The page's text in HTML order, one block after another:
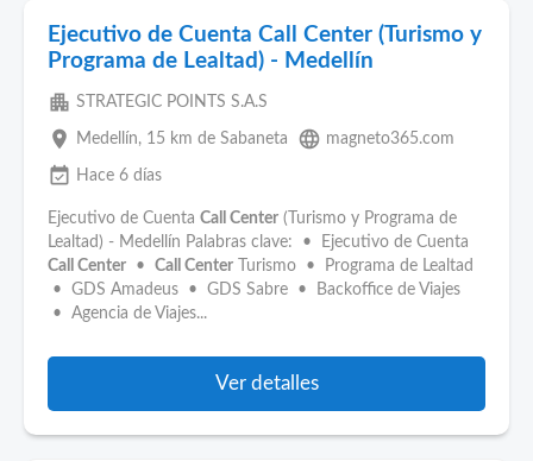
Ejecutivo de Cuenta Call Center (Turismo y
Programa de Lealtad) - Medellín
apartment STRATEGIC POINTS S.A.S
place Medellín, 15 km de Sabaneta language magneto365.com
event_available Hace 6 días
Ejecutivo de Cuenta Call Center (Turismo y Programa de
Lealtad) - Medellín Palabras clave: • Ejecutivo de Cuenta
Call Center • Call Center Turismo • Programa de Lealtad
• GDS Amadeus • GDS Sabre • Backoffice de Viajes
• Agencia de Viajes...
Ver detalles